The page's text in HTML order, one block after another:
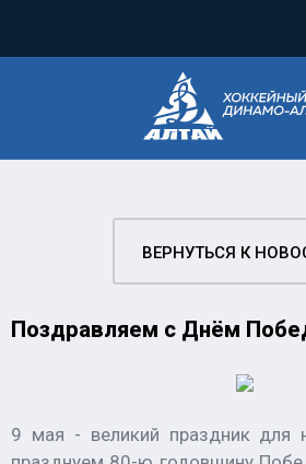
ВЕРНУТЬСЯ К
Поздравляем с Днём
9 мая - великий праздник для